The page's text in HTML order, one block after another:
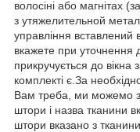
волосіні або магнітах
з утяжелительной
управління вставлений
вкажете при
прикручується до вікна
комплекті є.За
Вам треба, ми можемо
штори і назва тканини
штори вказано з